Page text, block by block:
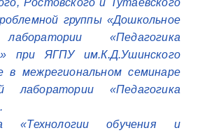
Ростовского и Тутаевского
группы «Дошкольное
«Педагогика
при ЯГПУ им.К.Д.Ушинского
в межрегиональном семинаре
лаборатории «Педагогика
«Технологии обучения и